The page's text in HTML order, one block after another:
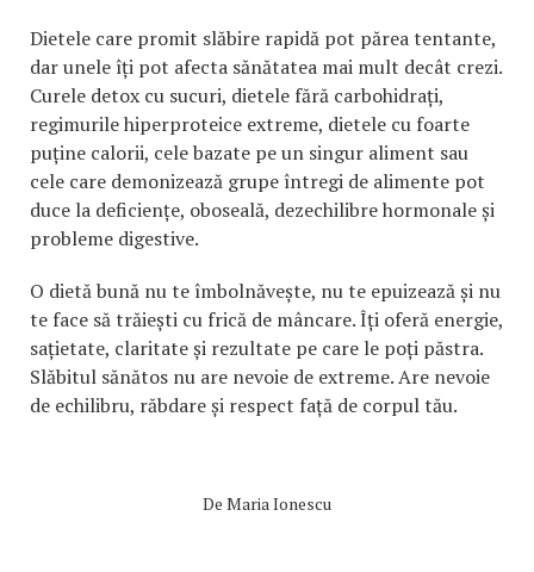
Dietele care promit slăbire rapidă pot părea tentante,
dar unele îți pot afecta sănătatea mai mult decât crezi.
Curele detox cu sucuri, dietele fără carbohidrați,
regimurile hiperproteice extreme, dietele cu foarte
puține calorii, cele bazate pe un singur aliment sau
cele care demonizează grupe întregi de alimente pot
duce la deficiențe, oboseală, dezechilibre hormonale și
probleme digestive.
O dietă bună nu te îmbolnăvește, nu te epuizează și nu
te face să trăiești cu frică de mâncare. Îți oferă energie,
sațietate, claritate și rezultate pe care le poți păstra.
Slăbitul sănătos nu are nevoie de extreme. Are nevoie
de echilibru, răbdare și respect față de corpul tău.
De Maria Ionescu